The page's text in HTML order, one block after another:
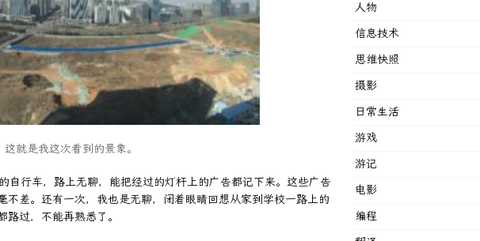
就是我这次看到的景象。
自行车，路上无聊，能把经过的灯杆上的广告都记下来。这些广告
不差。还有一次，我也是无聊，闭着眼睛回想从家到学校一路上的
过，不能再熟悉了。
人物
信息技术
思维快照
摄影
日常生活
游戏
游记
电影
编程